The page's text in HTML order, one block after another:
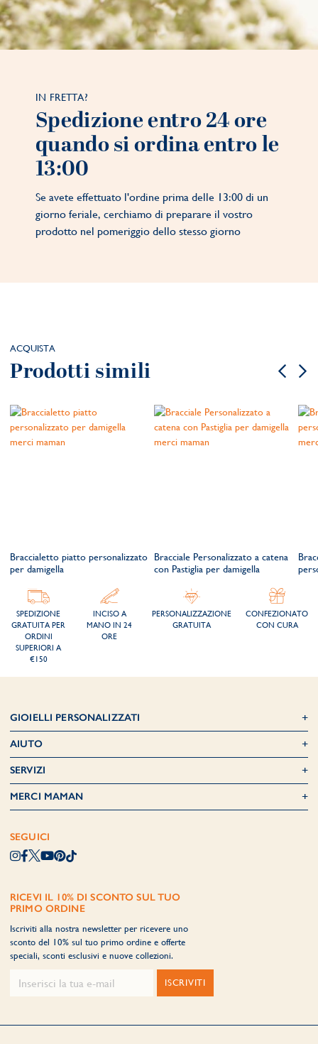
IN FRETTA?
Spedizione entro 24 ore
quando si ordina entro le
13:00
Se avete effettuato l'ordine prima delle 13:00 di un
giorno feriale, cerchiamo di preparare il vostro
prodotto nel pomeriggio dello stesso giorno
ACQUISTA
Prodotti simili
Braccialetto piatto personalizzato
per damigella
Bracciale Personalizzato a catena
con Pastiglia per damigella
SPEDIZIONE
GRATUITA PER
ORDINI
SUPERIORI A
€150
INCISO A
MANO IN 24
ORE
PERSONALIZZAZIONE
GRATUITA
CONFEZIONATO
CON CURA
GIOIELLI PERSONALIZZATI
AIUTO
SERVIZI
MERCI MAMAN
SEGUICI
RICEVI IL 10% DI SCONTO SUL TUO
PRIMO ORDINE
Iscriviti alla nostra newsletter per ricevere uno
sconto del 10% sul tuo primo ordine e offerte
speciali, sconti esclusivi e nuove collezioni.
ISCRIVITI